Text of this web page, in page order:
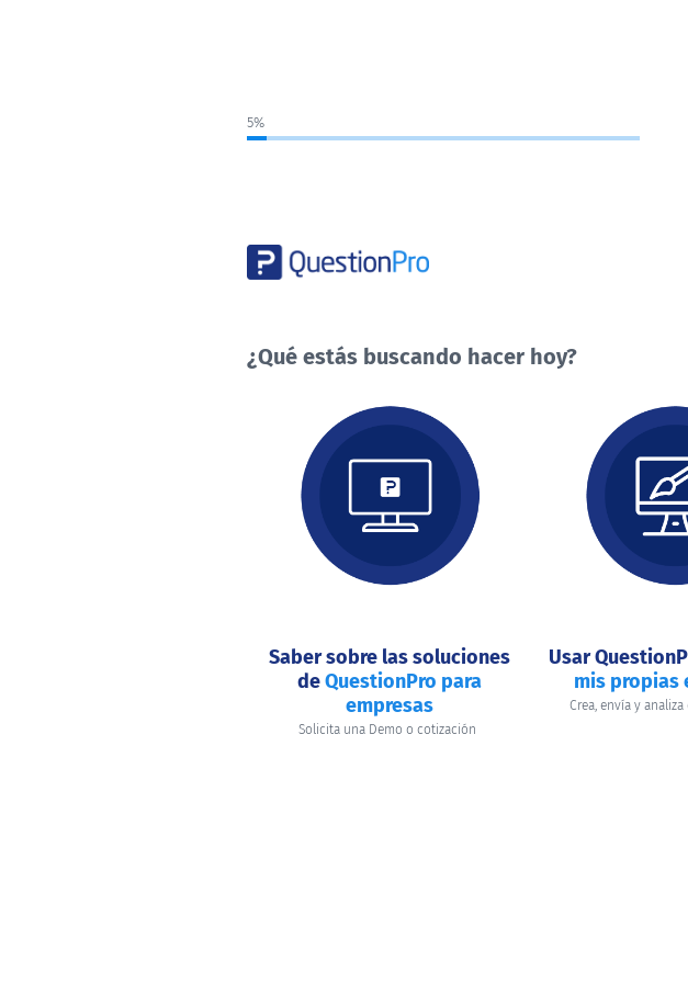
5%
¿Qué estás buscando hacer hoy?
buscando
hacer
Saber sobre las soluciones
deQuestionPro para
empresas
Solicita una Demo o cotización
Usar
mis propias
Crea, envía y